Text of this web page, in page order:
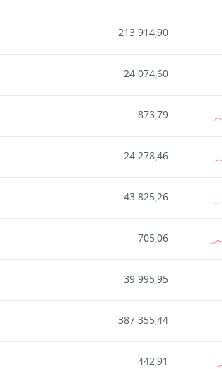
213 914,90
24 074,60
873,79
24 278,46
43 825,26
705,06
39 995,95
387 355,44
442,91